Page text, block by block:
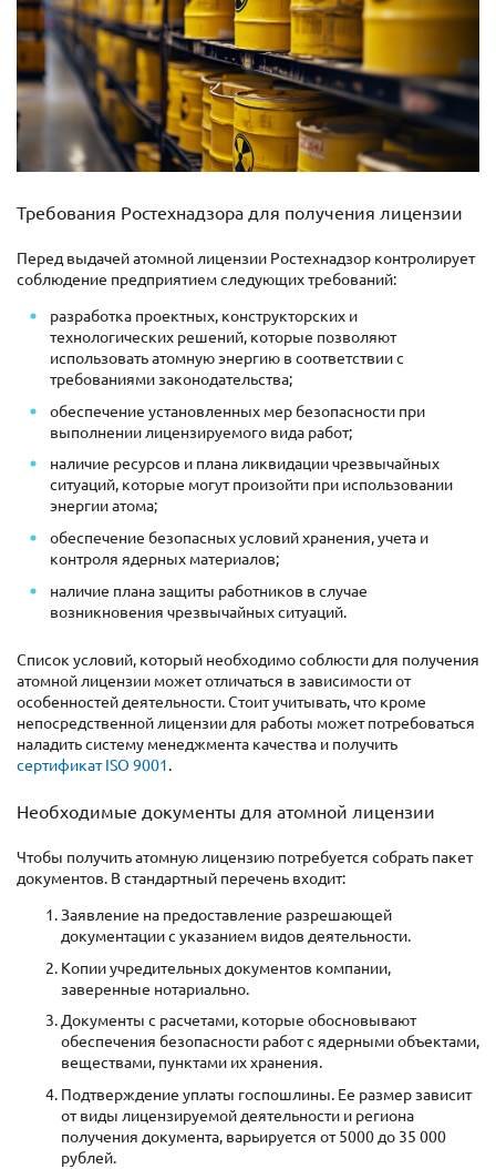
Требования Ростехнадзора для получения лицензии
Перед выдачей атомной лицензии Ростехнадзор контролирует
соблюдение предприятием следующих требований:
разработка проектных, конструкторских и
технологических решений, которые позволяют
использовать атомную энергию в соответствии с
требованиями законодательства;
обеспечение установленных мер безопасности при
выполнении лицензируемого вида работ;
наличие ресурсов и плана ликвидации чрезвычайных
ситуаций, которые могут произойти при использовании
энергии атома;
обеспечение безопасных условий хранения, учета и
контроля ядерных материалов;
наличие плана защиты работников в случае
возникновения чрезвычайных ситуаций.
Список условий, который необходимо соблюсти для получения
атомной лицензии может отличаться в зависимости от
особенностей деятельности. Стоит учитывать, что кроме
непосредственной лицензии для работы может потребоваться
наладить систему менеджмента качества и получить
сертификат ISO 9001.
Необходимые документы для атомной лицензии
Чтобы получить атомную лицензию потребуется собрать пакет
документов. В стандартный перечень входит:
Заявление на предоставление разрешающей
документации с указанием видов деятельности.
Копии учредительных документов компании,
заверенные нотариально.
Документы с расчетами, которые обосновывают
обеспечения безопасности работ с ядерными объектами,
веществами, пунктами их хранения.
Подтверждение уплаты госпошлины. Ее размер зависит
от виды лицензируемой деятельности и региона
получения документа, варьируется от 5000 до 35 000
рублей.